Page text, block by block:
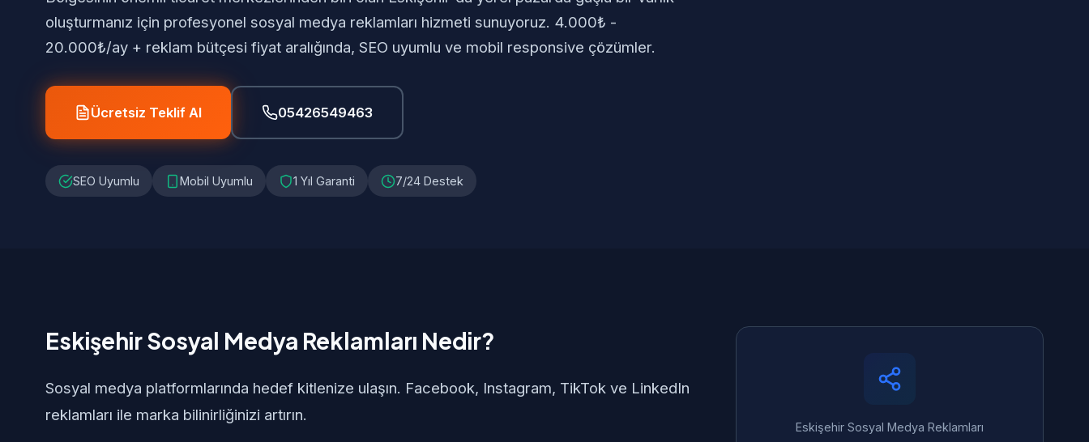
oluşturmanız için profesyonel sosyal medya reklamları hizmeti sunuyoruz. 4.000₺ -
20.000₺/ay + reklam bütçesi fiyat aralığında, SEO uyumlu ve mobil responsive çözümler.
Ücretsiz Teklif Al 05426549463
SEO Uyumlu Mobil Uyumlu 1 Yıl Garanti 7/24 Destek
Eskişehir Sosyal Medya Reklamları Nedir?
Sosyal medya platformlarında hedef kitlenize ulaşın. Facebook, Instagram, TikTok ve LinkedIn
reklamları ile marka bilinirliğinizi artırın.
Eskişehir Sosyal Medya Reklamları